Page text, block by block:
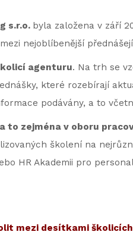
s.r.o. byla založena v září
nejoblíbenější
agenturu. Na trh se
které rozebírají
podávány, a to
to zejména v oboru
školení na
HR Akademii pro
mezi desítkami